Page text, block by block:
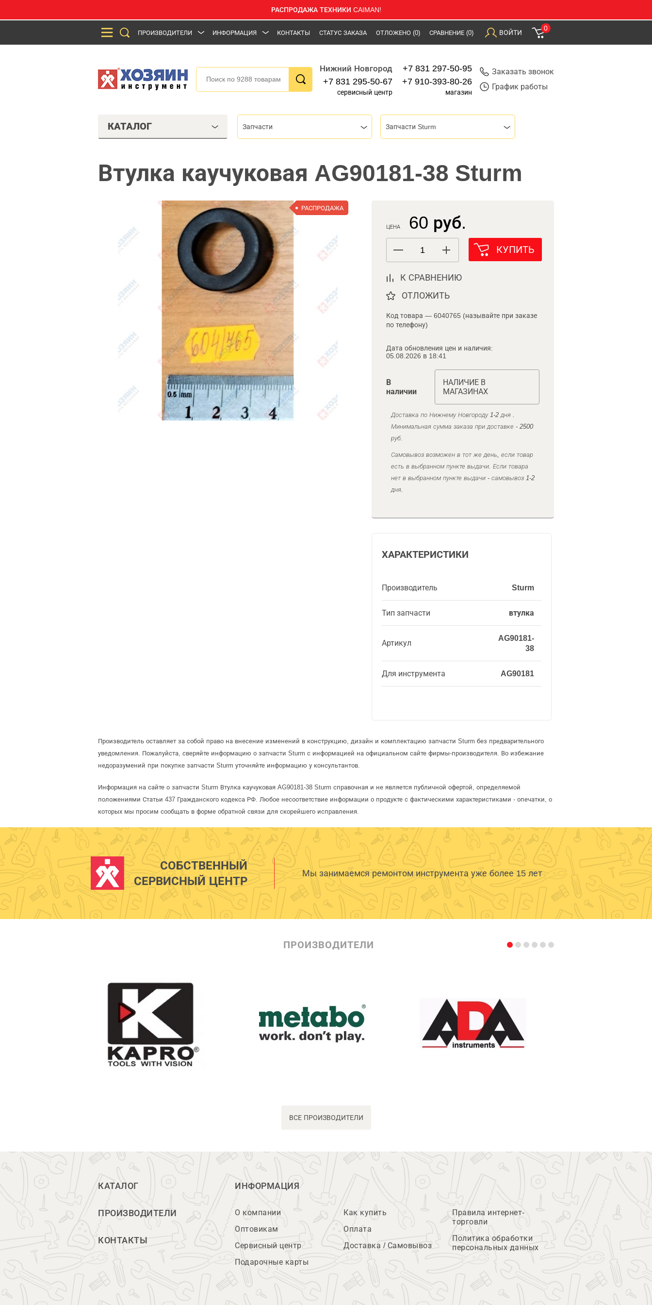
РАСПРОДАЖА ТЕХНИКИ CAIMAN!
ПРОИЗВОДИТЕЛИ ИНФОРМАЦИЯ КОНТАКТЫ СТАТУС ЗАКАЗА ОТЛОЖЕНО (0) СРАВНЕНИЕ (0) ВОЙТИ
0
Нижний Новгород
+7 831 295-50-67
сервисный центр
+7 831 297-50-95
+7 910-393-80-26
магазин
Заказать звонок
График работы
КАТАЛОГ Запчасти Запчасти Sturm
Втулка каучуковая AG90181-38 Sturm
РАСПРОДАЖА
ЦЕНА 60 руб.
КУПИТЬ
К СРАВНЕНИЮ
ОТЛОЖИТЬ
Код товара — 6040765 (называйте при заказе
по телефону)
Дата обновления цен и наличия:
05.08.2026 в 18:41
В
наличии
НАЛИЧИЕ В
МАГАЗИНАХ
Доставка по Нижнему Новгороду 1-2 дня .
Минимальная сумма заказа при доставке - 2500
руб.
Самовывоз возможен в тот же день, если товар
есть в выбранном пункте выдачи. Если товара
нет в выбранном пункте выдачи - самовывоз 1-2
дня.
ХАРАКТЕРИСТИКИ
Производитель Sturm
Тип запчасти втулка
Артикул
AG90181-
38
Для инструмента AG90181
Производитель оставляет за собой право на внесение изменений в конструкцию, дизайн и комплектацию запчасти Sturm без предварительного
уведомления. Пожалуйста, сверяйте информацию о запчасти Sturm с информацией на официальном сайте фирмы-производителя. Во избежание
недоразумений при покупке запчасти Sturm уточняйте информацию у консультантов.
Информация на сайте о запчасти Sturm Втулка каучуковая AG90181-38 Sturm справочная и не является публичной офертой, определяемой
положениями Статьи 437 Гражданского кодекса РФ. Любое несоответствие информации о продукте с фактическими характеристиками - опечатки, о
которых мы просим сообщать в форме обратной связи для скорейшего исправления.
СОБСТВЕННЫЙ
СЕРВИСНЫЙ ЦЕНТР
Мы занимаемся ремонтом инструмента уже более 15 лет
ПРОИЗВОДИТЕЛИ
ВСЕ ПРОИЗВОДИТЕЛИ
КАТАЛОГ
ПРОИЗВОДИТЕЛИ
КОНТАКТЫ
ИНФОРМАЦИЯ
О компании
Оптовикам
Сервисный центр
Подарочные карты
Как купить
Оплата
Доставка / Самовывоз
Правила интернет-
торговли
Политика обработки
персональных данных